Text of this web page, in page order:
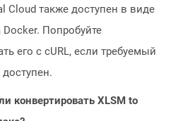
Cloud также доступен в виде
Docker. Попробуйте
его с cURL, если требуемый
конвертировать XLSM to